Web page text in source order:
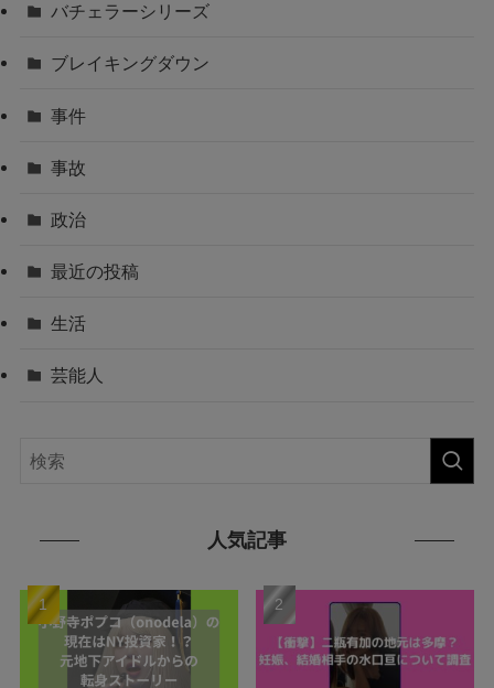
バチェラーシリーズ
ブレイキングダウン
事件
事故
政治
最近の投稿
生活
芸能人
人気記事